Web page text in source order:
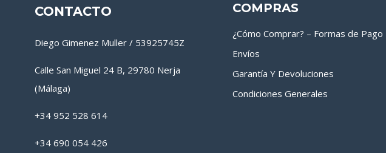
CONTACTO
Diego Gimenez Muller / 53925745Z
Calle San Miguel 24 B, 29780 Nerja
(Málaga)
+34 952 528 614
+34 690 054 426
COMPRAS
¿Cómo Comprar? – Formas de Pago
Envíos
Garantía Y Devoluciones
Condiciones Generales